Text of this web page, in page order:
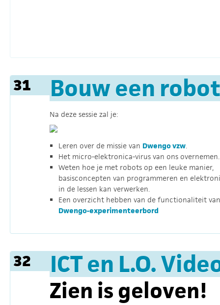
31 Bouw een
Na deze sessie zal je:
Leren over de missie van Dwengo vzw.
Het micro-elektronica-virus van ons overnemen.
Weten hoe je met robots op een leuke manier,
basisconcepten van programmeren en
in de lessen kan verwerken.
Een overzicht hebben van de functionaliteit
Dwengo-experimenteerbord
32 ICT en L.O.
Zien is geloven!